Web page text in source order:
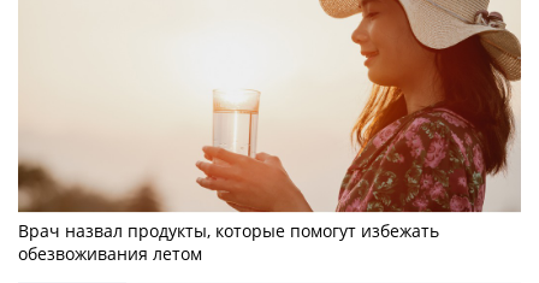
Врач назвал продукты, которые помогут избежать
обезвоживания летом